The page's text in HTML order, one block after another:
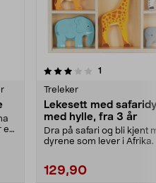
en
1
Treleker
Lekesett med
med hylle, fra 3 år
Dra på safari og bli kjent
dyrene som lever i Afrika.
129,90
4.5 av 5 stjerner